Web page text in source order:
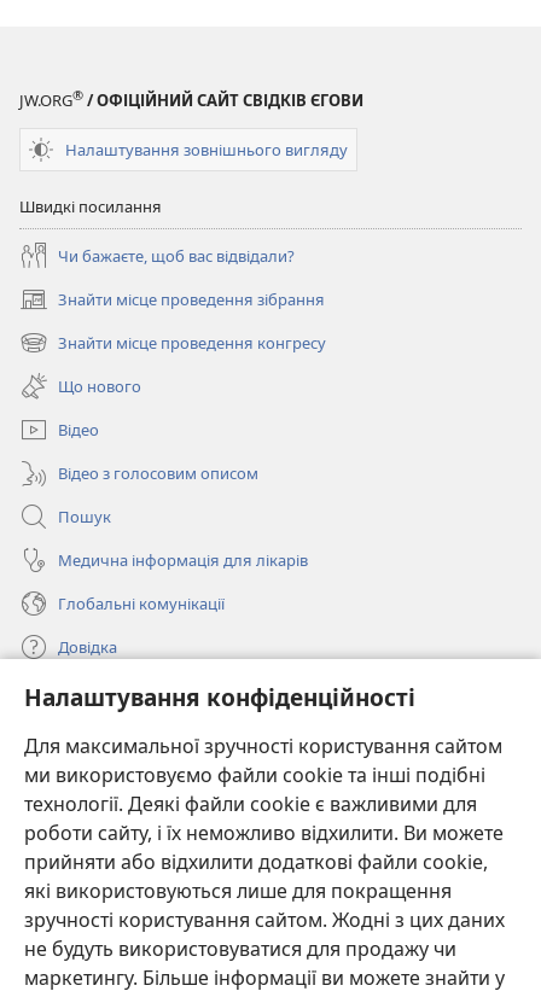
Налаштування конфіденційності
Для максимальної зручності користування сайтом
ми використовуємо файли cookie та інші подібні
технології. Деякі файли cookie є важливими для
роботи сайту, і їх неможливо відхилити. Ви можете
прийняти або відхилити додаткові файли cookie,
які використовуються лише для покращення
зручності користування сайтом. Жодні з цих даних
не будуть використовуватися для продажу чи
маркетингу. Більше інформації ви можете знайти у
JW.ORG® / ОФІЦІЙНИЙ САЙТ СВІДКІВ ЄГОВИ
Налаштування зовнішнього вигляду
Швидкі посилання
Чи бажаєте, щоб вас відвідали?
Знайти місце проведення зібрання
(відкривається
у
новому
вікні)
Знайти місце проведення конгресу
(відкривається
новому
вікні)
Що нового
Відео
Відео з голосовим описом
Пошук
Медична інформація для лікарів
Глобальні комунікації
Довідка
Пожертви
(відкривається
у
новому
вікні)
ОНЛАЙН-БІБЛІОТЕКА Товариства «Вартова башта»™
(відкривається
у
новому
вікні)
JW Hub ®
(відкривається
у
новомуJW Library
Watchtower Library